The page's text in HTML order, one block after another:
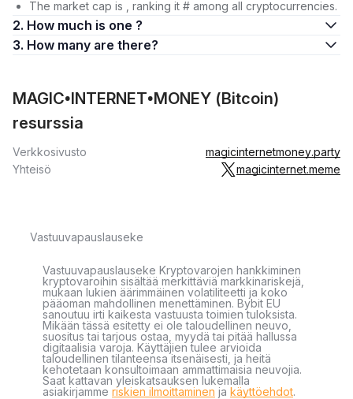
The market cap is , ranking it # among all cryptocurrencies.
2. How much is one ?
3. How many are there?
MAGIC•INTERNET•MONEY (Bitcoin)
resurssia
Verkkosivusto
magicinternetmoney.party
Yhteisö
magicinternet.meme
Vastuuvapauslauseke
Vastuuvapauslauseke Kryptovarojen hankkiminen
kryptovaroihin sisältää merkittäviä markkinariskejä,
mukaan lukien äärimmäinen volatiliteetti ja koko
pääoman mahdollinen menettäminen. Bybit EU
sanoutuu irti kaikesta vastuusta toimien tuloksista.
Mikään tässä esitetty ei ole taloudellinen neuvo,
suositus tai tarjous ostaa, myydä tai pitää hallussa
digitaalisia varoja. Käyttäjien tulee arvioida
taloudellinen tilanteensa itsenäisesti, ja heitä
kehotetaan konsultoimaan ammattimaisia neuvojia.
Saat kattavan yleiskatsauksen lukemalla
asiakirjamme riskien ilmoittaminen ja käyttöehdot.